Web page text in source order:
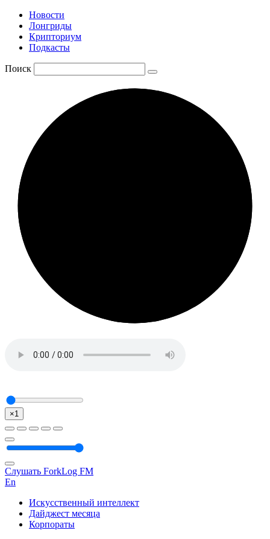
Новости
Лонгриды
Крипториум
Подкасты
Поиск
×1
Слушать ForkLog FM
En
Искусственный интеллект
Дайджест месяца
Корпораты